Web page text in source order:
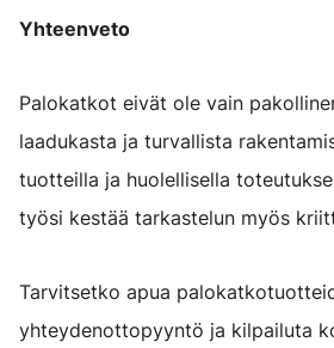
Yhteenveto
Palokatkot eivät ole vain
laadukasta ja turvallista
tuotteilla ja huolellisella
työsi kestää tarkastelun myös
Tarvitsetko apua
yhteydenottopyyntö ja kilpailuta